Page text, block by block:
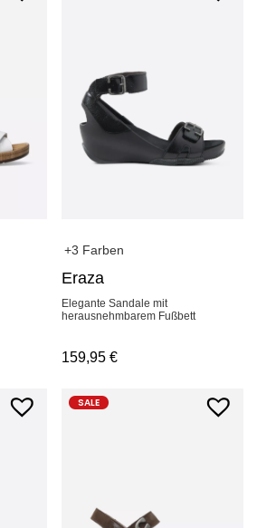
+3 Farben
Eraza
Elegante Sandale mit
herausnehmbarem Fußbett
159,95€
SALE